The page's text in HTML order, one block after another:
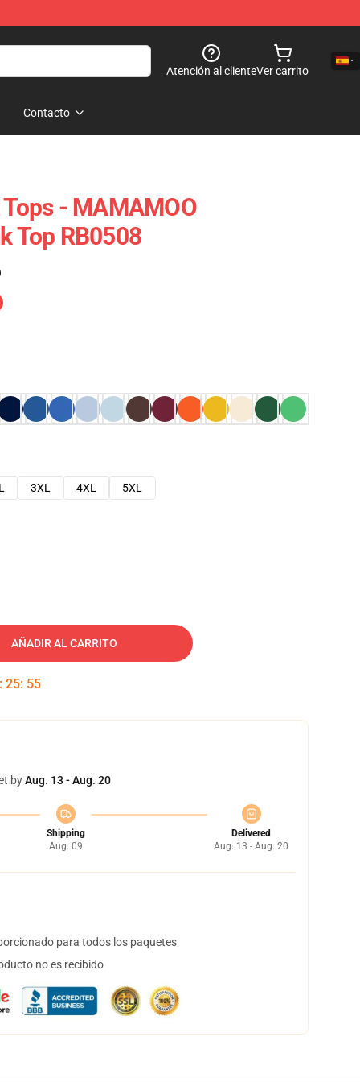
Atención al clienteVer carrito
Contacto
- MAMAMOO
Top RB0508
3XL 4XL
5XL
AÑADIR AL CARRITO
: 25: 54
byAug. 13 - Aug. 20
Shipping
Aug. 09
Delivered
Aug. 13 - Aug. 20
para todos los paquetes
no es recibido